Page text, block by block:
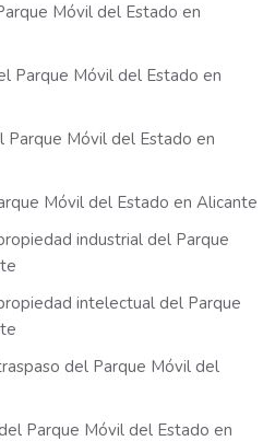
Móvil del Estado en
Parque Móvil del Estado en
Parque Móvil del Estado en
Móvil del Estado en Alicante
industrial del Parque
intelectual del Parque
del Parque Móvil del
Parque Móvil del Estado en